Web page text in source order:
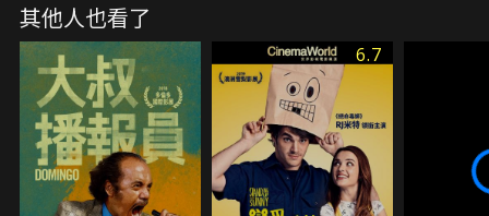
人氣更上一樓。其實，Nat是個富二代，但是現實中
的真真家裡經濟條件不好。現在為了保持高人氣，真
真只好繼續在網上演戲，家人和朋友也全家出動配合
演戲。但是爸爸吳亮光心疼真真，看不慣她的網絡虛
擬形象，大家在過程中也忘記了團圓飯的意義。「假
公主」遇上「真王子」，搞笑故事要怎樣圓滿收場？
其他人也看了
6.7